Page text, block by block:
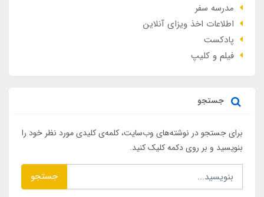
مدرسه سفر
اطلاعات اخذ ویزای آنلاین
پادکست
فیلم و کلیپ
جستجو
برای جستجو در نوشته‌های وب‌سایت، کلمه‌ی کلیدی مورد نظر خود را
بنویسید و بر روی دکمه کلیک کنید.
جستجو